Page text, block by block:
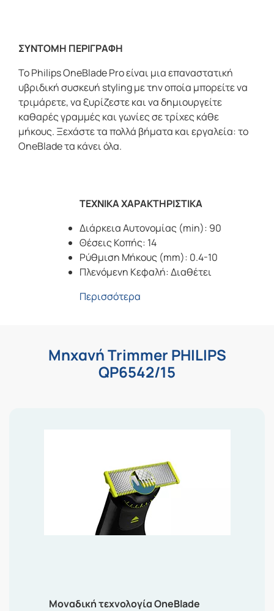
ΣΥΝΤΟΜΗ ΠΕΡΙΓΡΑΦΗ
Το Philips OneBlade Pro είναι μια επαναστατική
υβριδική συσκευή styling με την οποία μπορείτε να
τριμάρετε, να ξυρίζεστε και να δημιουργείτε
καθαρές γραμμές και γωνίες σε τρίχες κάθε
μήκους. Ξεχάστε τα πολλά βήματα και εργαλεία: το
OneBlade τα κάνει όλα.
ΤΕΧΝΙΚΑ ΧΑΡΑΚΤΗΡΙΣΤΙΚΑ
Διάρκεια Αυτονομίας (min): 90
Θέσεις Κοπής: 14
Ρύθμιση Μήκους (mm): 0.4-10
Πλενόμενη Κεφαλή: Διαθέτει
Περισσότερα
Μηχανή Trimmer PHILIPS
QP6542/15
Μοναδική τεχνολογία OneBlade